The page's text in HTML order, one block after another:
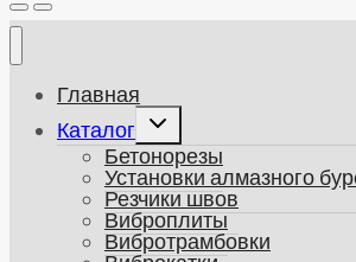
Главная
Каталог
Развернуть
дочернее
меню
Бетонорезы
Установки алмазного
Резчики швов
Виброплиты
Вибротрамбовки